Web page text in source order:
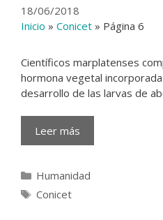
18/06/2018
Inicio » Conicet » Página 6
Científicos marplatenses
hormona vegetal
desarrollo de las larvas de
Leer más
Categorías
Humanidad
Etiquetas
Conicet